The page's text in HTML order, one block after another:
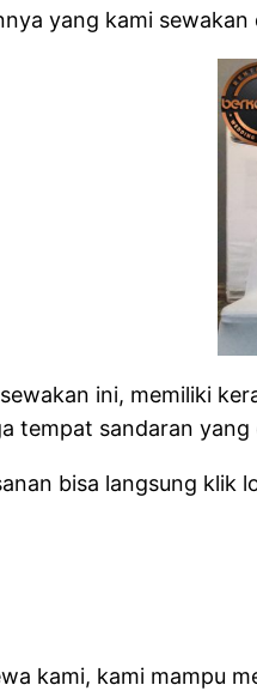
yang kami
ini, memiliki
tempat sandaran
bisa langsung klik
kami, kami mampu